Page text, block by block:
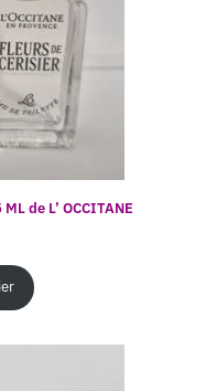
de L’ OCCITANE